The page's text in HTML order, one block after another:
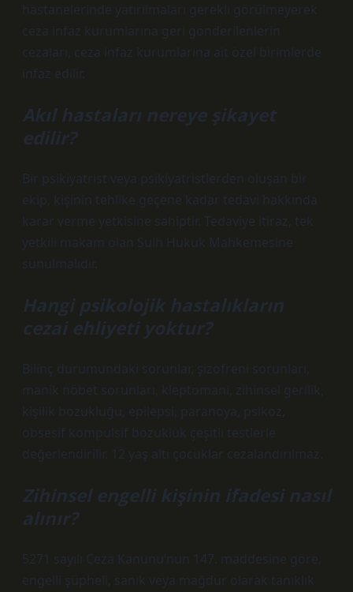
hastanelerinde yatırılmaları gerekli görülmeyerek
ceza infaz kurumlarına geri gönderilenlerin
cezaları, ceza infaz kurumlarına ait özel birimlerde
infaz edilir.
Akıl hastaları nereye şikayet
edilir?
Bir psikiyatrist veya psikiyatristlerden oluşan bir
ekip, kişinin tehlike geçene kadar tedavi hakkında
karar verme yetkisine sahiptir. Tedaviye itiraz, tek
yetkili makam olan Sulh Hukuk Mahkemesine
sunulmalıdır.
Hangi psikolojik hastalıkların
cezai ehliyeti yoktur?
Bilinç durumundaki sorunlar, şizofreni sorunları,
manik nöbet sorunları, kleptomani, zihinsel gerilik,
kişilik bozukluğu, epilepsi, paranoya, psikoz,
obsesif kompulsif bozukluk çeşitli testlerle
değerlendirilir. 12 yaş altı çocuklar cezalandırılmaz.
Zihinsel engelli kişinin ifadesi nasıl
alınır?
5271 sayılı Ceza Kanunu’nun 147. maddesine göre,
engelli şüpheli, sanık veya mağdur olarak tanıklık